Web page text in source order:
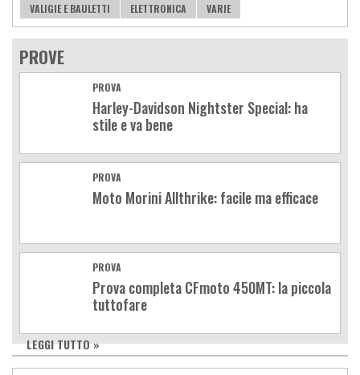
VALIGIE E BAULETTI
ELETTRONICA VARIE
PROVE
PROVA
Harley-Davidson Nightster Special: ha
stile e va bene
PROVA
Moto Morini Allthrike: facile ma efficace
PROVA
Prova completa CFmoto 450MT: la piccola
tuttofare
LEGGI TUTTO »